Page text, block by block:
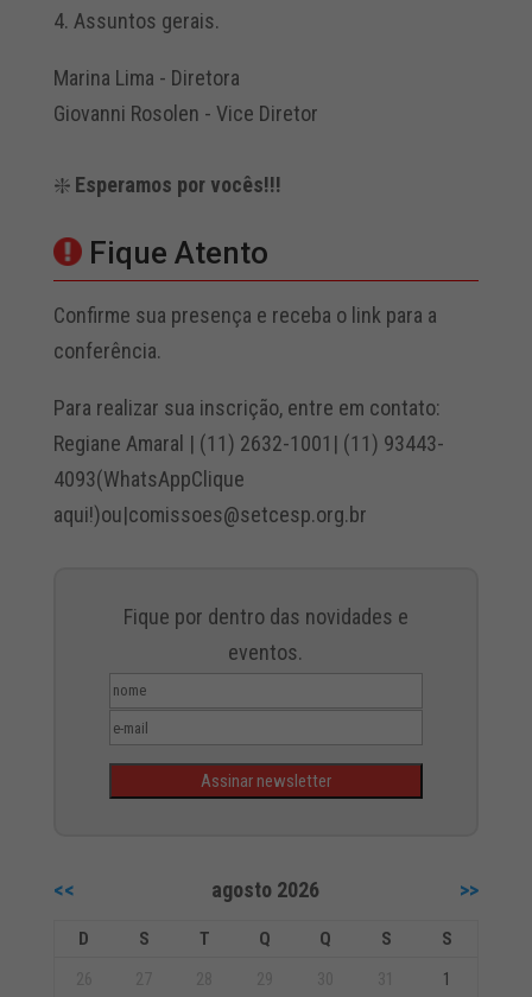
4. Assuntos gerais.
Marina Lima - Diretora
Giovanni Rosolen - Vice Diretor
❇️ Esperamos por vocês!!!
Fique Atento
Confirme sua presença e receba o link para a
conferência.
Para realizar sua inscrição, entre em contato:
Regiane Amaral | (11) 2632-1001| (11) 93443-
4093(WhatsAppClique
aqui!)ou|comissoes@setcesp.org.br
Fique por dentro das novidades e
eventos.
<< agosto 2026 >>
D S T Q Q S
S
1